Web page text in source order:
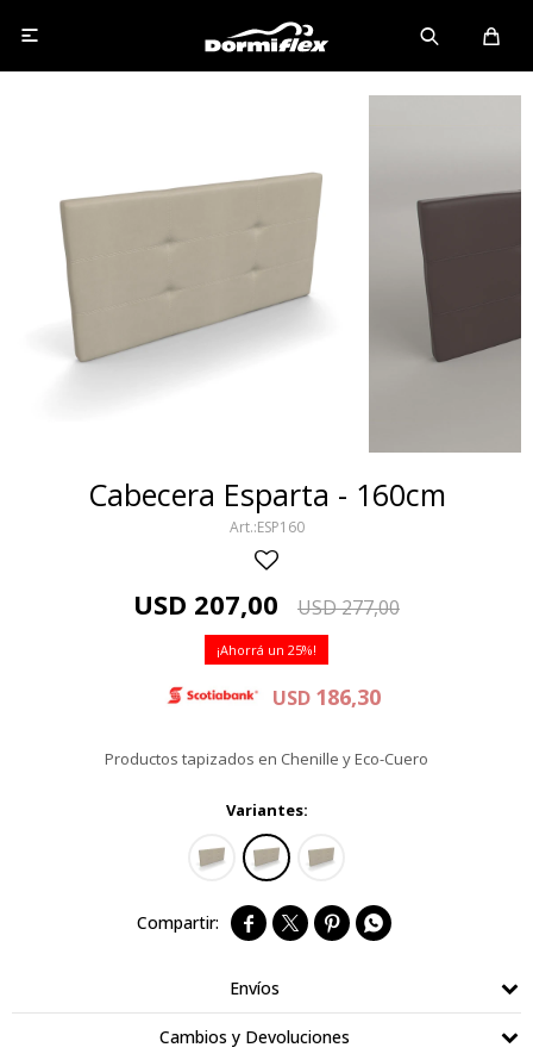

Cabecera Esparta - 160cm
ESP160
USD 207,00 USD277,00
25
USD 186,30
Productos tapizados en Chenille y Eco-Cuero
Variantes:
   
Envíos
Cambios y Devoluciones